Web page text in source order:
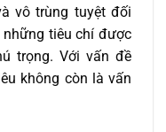
vô trùng tuyệt đối
tiêu chí được
trọng. Với vấn đề
không còn là vấn